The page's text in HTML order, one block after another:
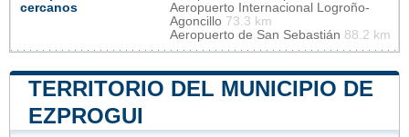
cercanos
Aeropuerto Internacional Logroño-
Agoncillo 73.3 km
Aeropuerto de San Sebastián 88.2 km
TERRITORIO DEL MUNICIPIO DE
EZPROGUI